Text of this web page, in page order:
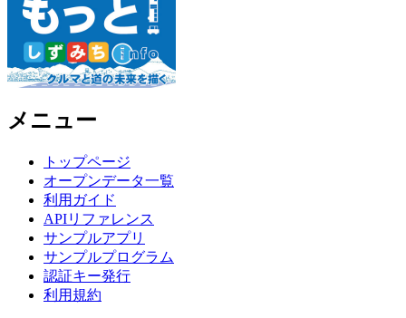
メニュー
トップページ
オープンデータ一覧
利用ガイド
APIリファレンス
サンプルアプリ
サンプルプログラム
認証キー発行
利用規約